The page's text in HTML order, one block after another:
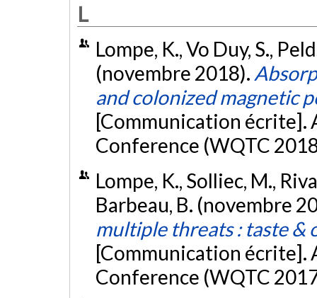
L
Lompe, K., Vo Duy, S.,
(novembre 2018).
and colonized magnetic
[Communication écrite].
Conference (WQTC
Lompe, K., Solliec, M.,
Barbeau, B. (novembre
multiple threats : taste &
[Communication écrite].
Conference (WQTC